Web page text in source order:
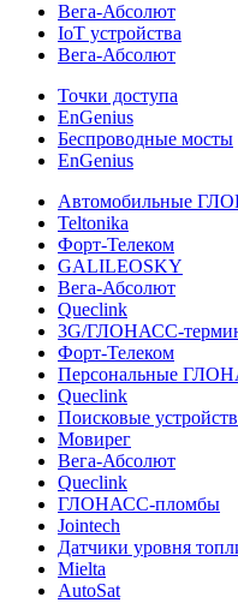
Вега-Абсолют
IoT устройства
Вега-Абсолют
Точки доступа
EnGenius
Беспроводные мосты
EnGenius
Автомобильные
Teltonika
Форт-Телеком
GALILEOSKY
Вега-Абсолют
Queclink
3G/ГЛОНАСС-
Форт-Телеком
Персональные
Queclink
Поисковые
Мовирег
Вега-Абсолют
Queclink
ГЛОНАСС-пломбы
Jointech
Датчики уровня
Mielta
AutoSat